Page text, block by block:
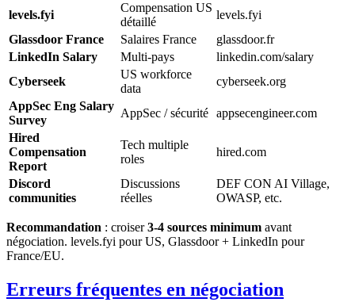
levels.fyi
Compensation US
détaillé
levels.fyi
Glassdoor France
Salaires France
glassdoor.fr
LinkedIn Salary
Multi-pays
linkedin.com/salary
Cyberseek
US workforce
data
cyberseek.org
AppSec Eng Salary
Survey
AppSec / sécurité appsecengineer.com
Hired
Compensation
Report
Tech multiple
roles
hired.com
Discord
communities
Discussions
réelles
DEF CON AI Village,
OWASP, etc.
Recommandation : croiser3-4 sources minimum avant
négociation. levels.fyi pour US, Glassdoor + LinkedIn pour
France/EU.
Erreurs fréquentes en négociation